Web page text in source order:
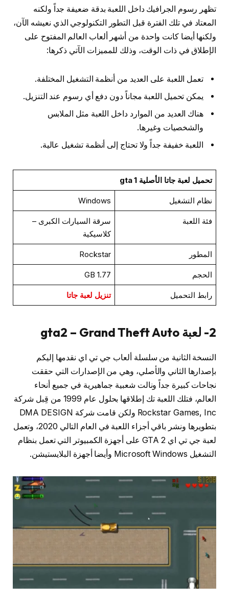
تظهر رسوم الجرافيك داخل اللعبة بدقة ضعيفة جداً ولكنه
المعتاد في تلك الفترة قبل التطور التكنولوجي الذي نعيشه الآن،
ولكنها أيضا كانت واحدة من أشهر ألعاب العالم المفتوح على
الإطلاق في ذات الوقت، وذلك للمميزات الآتي ذكرها:
تعمل اللعبة على العديد من أنظمة التشغيل المختلفة.
يمكن تحميل اللعبة مجاناً دون دفع أي رسوم عند التنزيل.
هناك العديد من الموارد داخل اللعبة مثل الملابس
والشخصيات وغيرها.
اللعبة خفيفة جداً ولا تحتاج إلى أنظمة تشغيل عالية.
تحميل لعبة جاتا الأصلية gta 1
نظام التشغيل Windows
فئة اللعبة
سرقة السيارات الكبرى –
كلاسيكية
المطور Rockstar
الحجم 1.77 GB
رابط التحميل تنزيل لعبة جاتا
2- لعبة gta2 – Grand Theft Auto
النسخة الثانية من سلسلة ألعاب جي تي اي نقدمها إليكم
بإصدارها الثاني والأصلي، وهي من الإصدارات التي حققت
نجاحات كبيرة جداً ونالت شعبية جماهيرية في جميع أنحاء
العالم، فتلك اللعبة تك إطلاقها بحلول عام 1999 من قِبل شركة
Rockstar Games, Inc ولكن قامت شركة DMA DESIGN
بتطويرها ونشر باقي أجزاء اللعبة في العام التالي 2020، وتعمل
لعبة جي تي اي 2 GTA على أجهزة الكمبيوتر التي تعمل بنظام
التشغيل Microsoft Windows وأيضا أجهزة البلايستيشن.